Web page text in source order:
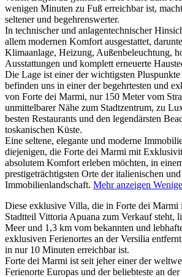
wenigen Minuten zu Fuß erreichbar ist,
seltener und begehrenswerter.
In technischer und anlagentechnischer
allem modernen Komfort ausgestattet,
Klimaanlage, Heizung, Außenbeleuchtung,
Ausstattungen und komplett erneuerte
Die Lage ist einer der wichtigsten
befinden uns in einer der begehrtesten und
von Forte dei Marmi, nur 150 Meter vom
unmittelbarer Nähe zum Stadtzentrum, zu
besten Restaurants und den legendärsten
toskanischen Küste.
Eine seltene, elegante und moderne
diejenigen, die Forte dei Marmi mit
absolutem Komfort erleben möchten, in
prestigeträchtigsten Orte der italienischen
Immobilienlandschaft. Mehr anzeigen
Diese exklusive Villa, die in Forte dei Marmi
Stadtteil Vittoria Apuana zum Verkauf steht,
Meer und 1,3 km vom bekannten und
exklusiven Ferienortes an der Versilia
in nur 10 Minuten erreichbar ist.
Forte dei Marmi ist seit jeher einer der
Ferienorte Europas und der beliebteste an